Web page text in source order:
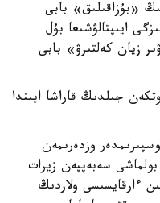
«بۇزاقىلىق» بابى
ايىپتالۋشىعا بۇل
زيان كەلتىرۋ» بابى
جىلدىڭ قاراشا ايىندا
وزدەرىمەن
بولماشى سەبەپپەن زيرات
ءارقايسىسى ولاردىڭ